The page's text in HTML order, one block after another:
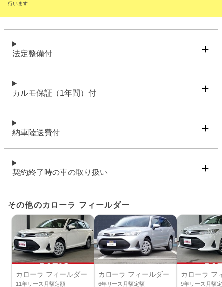
行います
法定整備付
カルモ保証（1年間）付
納車陸送費付
契約終了時の車の取り扱い
その他のカローラ フィールダー
カローラ フィールダー
11年リース月額定額
カローラ フィールダー
6年リース月額定額
カローラ フ
9年リース月額